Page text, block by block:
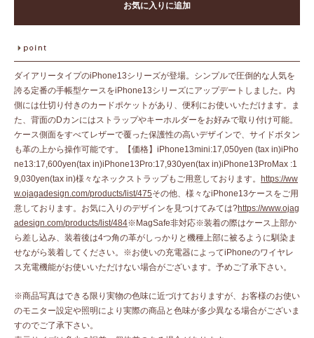
お気に入りに追加
ダイアリータイプのiPhone13シリーズが登場。シンプルで圧倒的な人気を
誇る定番の手帳型ケースをiPhone13シリーズにアップデートしました。内
側には仕切り付きのカードポケットがあり、便利にお使いいただけます。ま
た、背面のDカンにはストラップやキーホルダーをお好みで取り付け可能。
ケース側面をすべてレザーで覆った保護性の高いデザインで、サイドボタン
も革の上から操作可能です。【価格】iPhone13mini:17,050yen (tax in)iPho
ne13:17,600yen(tax in)iPhone13Pro:17,930yen(tax in)iPhone13ProMax :1
9,030yen(tax in)様々なネックストラップもご用意しております。
https://ww
w.ojagadesign.com/products/list/475その他、様々なiPhone13ケースをご用
意しております。お気に入りのデザインを見つけてみては?https://www.ojag
adesign.com/products/list/484※MagSafe非対応※装着の際はケース上部か
ら差し込み、装着後は4つ角の革がしっかりと機種上部に被るように馴染ま
せながら装着してください。※お使いの充電器によってiPhoneのワイヤレ
ス充電機能がお使いいただけない場合がございます。予めご了承下さい。
※商品写真はできる限り実物の色味に近づけておりますが、お客様のお使い
のモニター設定や照明により実際の商品と色味が多少異なる場合がございま
すのでご了承下さい。